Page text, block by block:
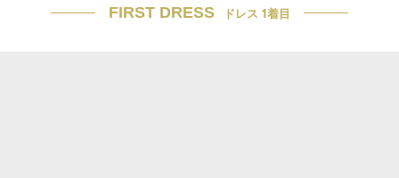
FIRST DRESS ドレス 1着目